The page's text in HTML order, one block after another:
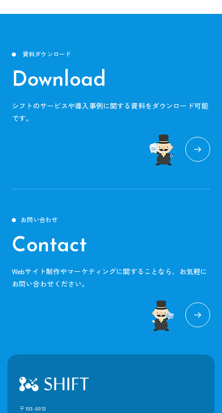
資料ダウンロード
Download
シフトのサービスや導入事例に関する資料をダウンロード可能
です。
お問い合わせ
Contact
Webサイト制作やマーケティングに関することなら、お気軽に
お問い合わせください。
〒103-0012